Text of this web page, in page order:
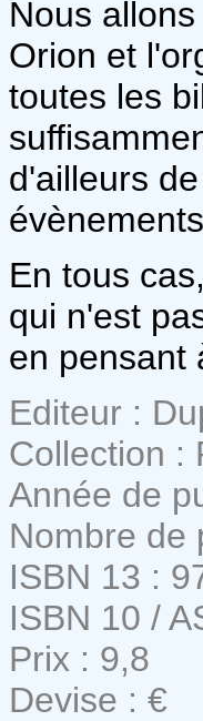
Nous
Orion et
toutes les
d'ailleurs
En tous
qui n'est
en pensant
Editeur :
Collection :
Année de
Nombre de
ISBN 13 :
ISBN 10 /
Prix : 9,8
Devise : €